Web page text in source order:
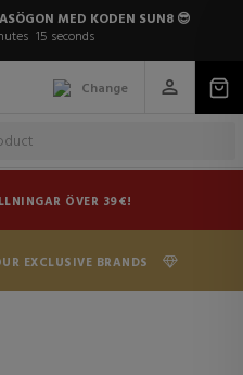
MED KODEN SUN8 😎
14 seconds
Change
ÖVER 39€!
EXCLUSIVE BRANDS